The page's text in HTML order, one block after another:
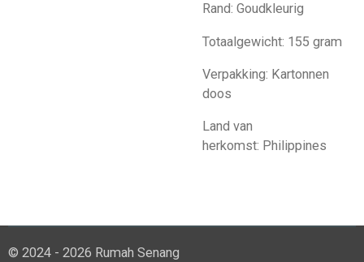
Rand: Goudkleurig
Totaalgewicht: 155 gram
Verpakking: Kartonnen
doos
Land van
herkomst: Philippines
© 2024 - 2026 Rumah Senang